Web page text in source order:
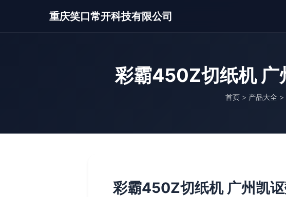
重庆笑口常开科技有限公司
彩霸450Z切纸机 广
首页 > 产品大全 >
彩霸450Z切纸机 广州凯